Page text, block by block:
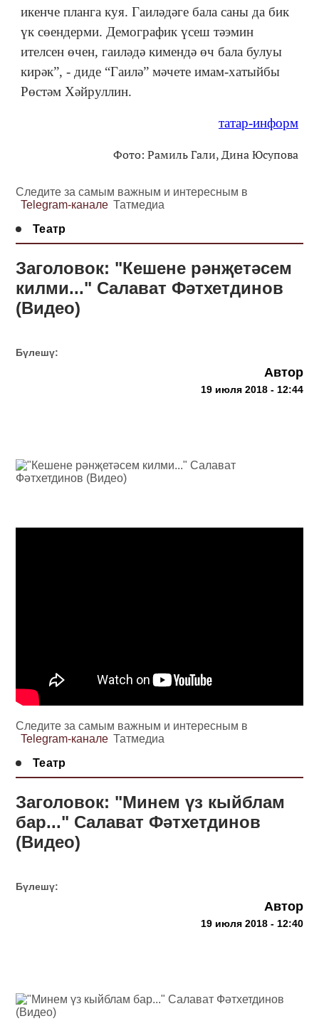
икенче планга куя. Гаиләдәге бала саны да бик
үк сөендерми. Демографик үсеш тәэмин
ителсен өчен, гаиләдә кимендә өч бала булуы
кирәк”, - диде “Гаилә” мәчете имам-хатыйбы
Рөстәм Хәйруллин.
татар-информ
Фото: Рамиль Гали, Дина Юсупова
Следите за самым важным и интересным в
Telegram-канале Татмедиа
Театр
Заголовок: "Кешене рәнҗетәсем
килми..." Салават Фәтхетдинов
(Видео)
Бүлешү:
Автор
19 июля 2018 - 12:44
Следите за самым важным и интересным в
Telegram-канале Татмедиа
Театр
Заголовок: "Минем үз кыйблам
бар..." Салават Фәтхетдинов
(Видео)
Бүлешү:
Автор
19 июля 2018 - 12:40